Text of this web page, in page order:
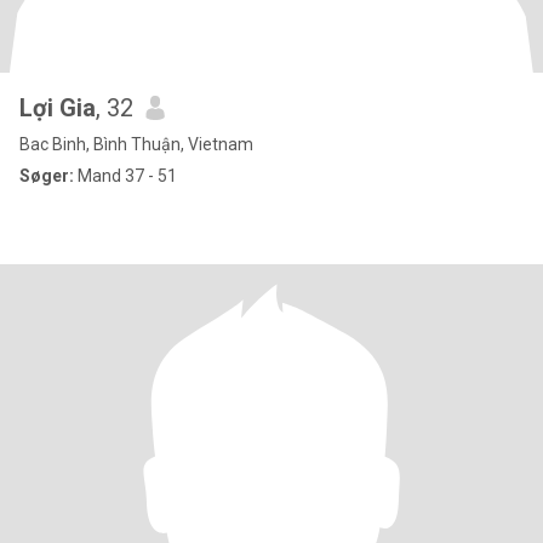
Lợi Gia, 32
Bac Binh, Bình Thuận, Vietnam
Søger: Mand 37 - 51